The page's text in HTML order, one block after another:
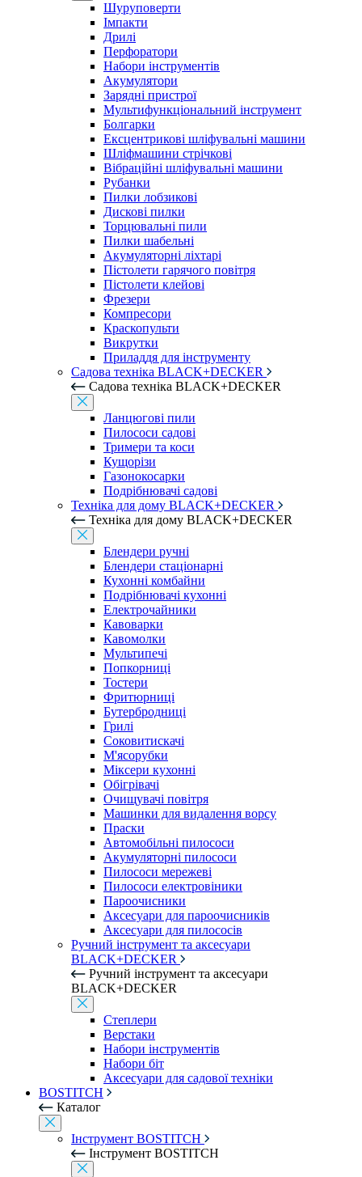
Шуруповерти
Імпакти
Дрилі
Перфоратори
Набори інструментів
Акумулятори
Зарядні пристрої
Мультифункціональний інструмент
Болгарки
Ексцентрикові шліфувальні машини
Шліфмашини стрічкові
Вібраційні шліфувальні машини
Рубанки
Пилки лобзикові
Дискові пилки
Торцювальні пили
Пилки шабельні
Акумуляторні ліхтарі
Пістолети гарячого повітря
Пістолети клейові
Фрезери
Компресори
Краскопульти
Викрутки
Приладдя для інструменту
Садова техніка BLACK+DECKER
Садова техніка BLACK+DECKER
Ланцюгові пили
Пилососи садові
Тримери та коси
Кущорізи
Газонокосарки
Подрібнювачі садові
Техніка для дому BLACK+DECKER
Техніка для дому BLACK+DECKER
Блендери ручні
Блендери стаціонарні
Кухонні комбайни
Подрібнювачі кухонні
Електрочайники
Кавоварки
Кавомолки
Мультипечі
Попкорниці
Тостери
Фритюрниці
Бутербродниці
Грилі
Соковитискачі
М'ясорубки
Міксери кухонні
Обігрівачі
Очищувачі повітря
Машинки для видалення ворсу
Праски
Автомобільні пилососи
Акумуляторні пилососи
Пилососи мережеві
Пилососи електровіники
Пароочисники
Аксесуари для пароочисників
Аксесуари для пилососів
Ручний інструмент та аксесуари
BLACK+DECKER
Ручний інструмент та аксесуари
BLACK+DECKER
Степлери
Верстаки
Набори інструментів
Набори біт
Аксесуари для садової техніки
BOSTITCH
Каталог
Інструмент BOSTITCH
Інструмент BOSTITCH